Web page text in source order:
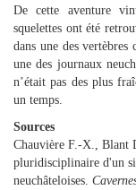
De cette aventure
squelettes ont été
dans une des
une des journaux
n’était pas des plus
un temps.
Sources
Chauvière F.-X., Blant
pluridisciplinaire d'un
neuchâteloises.